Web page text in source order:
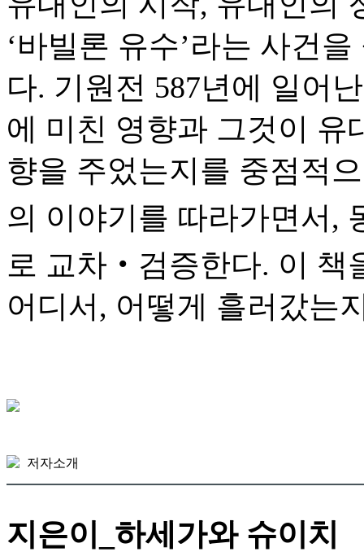
‘바빌론 유수’라는 사건
다. 기원전 587년에 일어
에 미친 영향과 그것이 유
향을 주었는지를 중점적
의 이야기를 따라가면서
로 교차‧검증한다. 이 책
어디서, 어떻게 흘러갔는
저자소개
지은이_하세가와 슈이치